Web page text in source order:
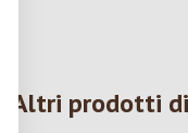
Altri prodotti